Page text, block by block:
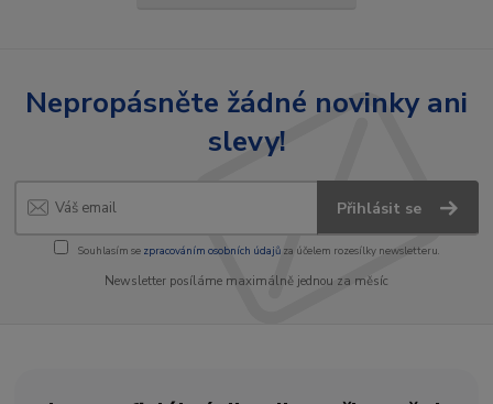
Nepropásněte žádné novinky ani
slevy!
Přihlásit se
Souhlasím se zpracováním osobních údajůza účelem rozesílky newsletteru.
Newsletter posíláme maximálně jednou za měsíc